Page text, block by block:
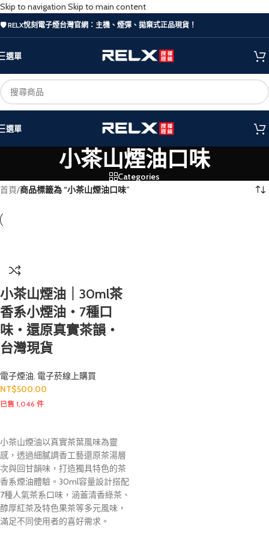
Skip to navigation Skip to main content
🛡️ RELX悅刻電子煙台灣官網：主機、煙彈、拋棄式正品現貨！
選單
選單
小茶山煙油口味
Categories
首頁/商品標籤為 “小茶山煙油口味”
小茶山煙油｜30ml茶
香系小煙油・7種口
味・還原真實茶韻・
台灣現貨
電子煙油, 電子菸線上購買
NT$500.00
已售 1,046 件
小茶山煙油以真實茶葉風味為靈
感，透過細膩調香工藝還原茶湯層
次與回甘韻味，打造獨具特色的茶
香系煙油體驗。30ml容量設計搭配
7種人氣茶系口味，涵蓋清香綠茶、
醇厚紅茶及特色果茶等多元風味，
滿足不同使用者的喜好需求。